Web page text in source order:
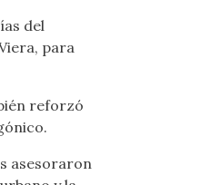
del
para
reforzó
asesoraron